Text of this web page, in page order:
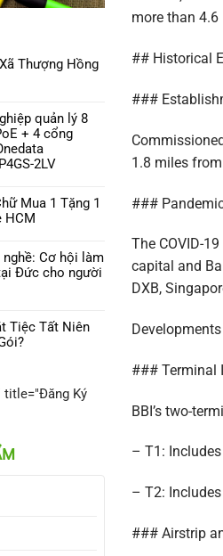
Thượng Hồng
quản lý 8
+ 4 cổng
2LV
Mua 1 Tặng 1
HCM
Cơ hội làm
Đức cho người
Tiệc Tất Niên
title="Đăng Ký
more than 4.6
## Historical
###
1.8 miles
###
The COVID-
capital and
DXB,
### Terminal
BBI’s two-
– T1:
– T2:
### Airstrip